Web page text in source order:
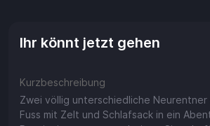
Ihr könnt jetzt gehen
Kurzbeschreibung
Zwei völlig unterschiedliche Neurentner
Fuss mit Zelt und Schlafsack in ein